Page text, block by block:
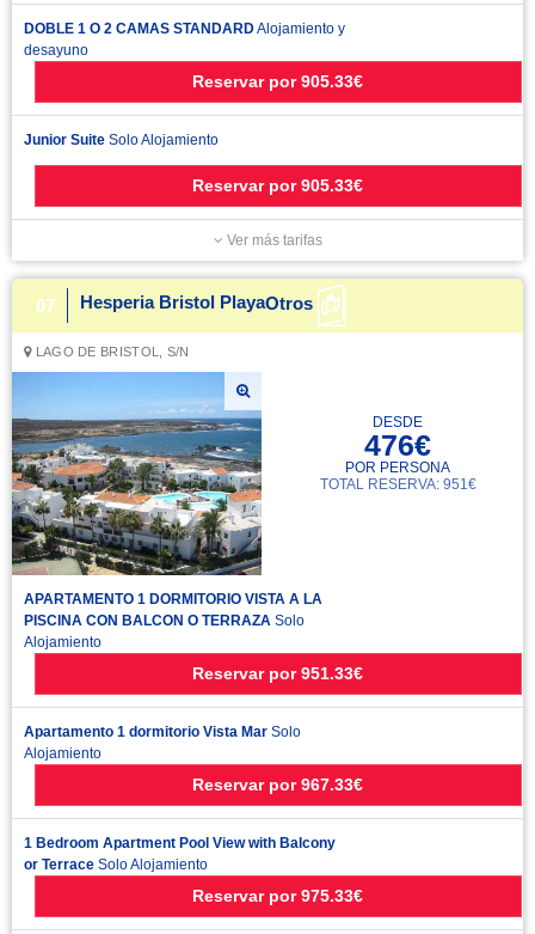
DOBLE 1 O 2 CAMAS STANDARDAlojamiento y
desayuno
Reservar por 905.33€
Junior Suite Solo Alojamiento
Reservar por 905.33€
Ver más tarifas
07 Hesperia Bristol PlayaOtros
LAGO DE BRISTOL, S/N
DESDE
476€
POR PERSONA
TOTAL RESERVA: 951€
APARTAMENTO 1 DORMITORIO VISTA A LA
PISCINA CON BALCON O TERRAZA Solo
Alojamiento
Reservar por 951.33€
Apartamento 1 dormitorio Vista Mar Solo
Alojamiento
Reservar por 967.33€
1 Bedroom Apartment Pool View with Balcony
or Terrace Solo Alojamiento
Reservar por 975.33€